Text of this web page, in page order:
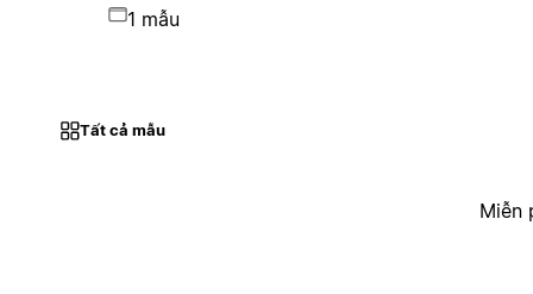
1 mẫu
Tất cả mẫu
Miễn